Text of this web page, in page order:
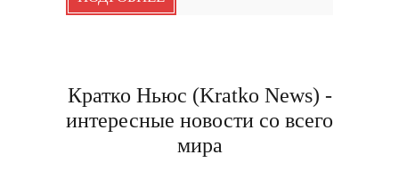
Кратко Ньюс (Kratko News) -
интересные новости со всего
мира